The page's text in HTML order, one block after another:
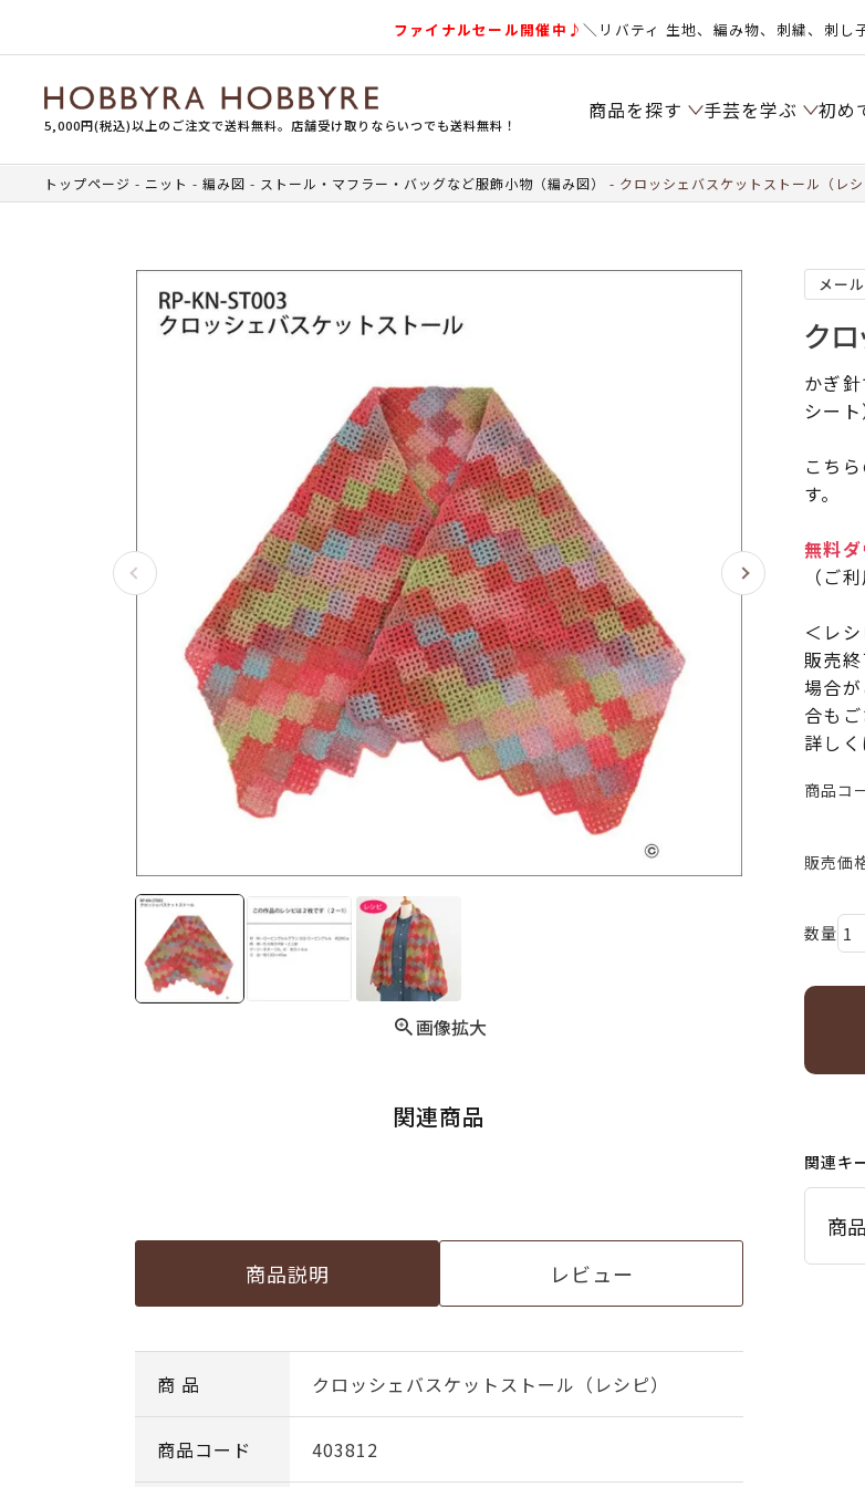
ファイナルセール開催中♪＼リバティ 生地、編み物、刺繍、刺し
5,000円(税込)以上のご注文で送料無料。店舗受け取りならいつでも送料無料！
商品を探す 手芸を学ぶ 初め
トップページ ニット 編み図 ストール・マフラー・バッグなど服飾小物（編み図） クロッシェバスケットストール（レシ
画像拡大
関連商品
商品説明 レビュー
商 品 クロッシェバスケットストール（レシピ）
商品コード 403812
メー
クロ
かぎ
シー
こち
す。
無料
（ご
＜レ
販売
場合
合もご
詳し
商品コ
販売価
関連キ
商